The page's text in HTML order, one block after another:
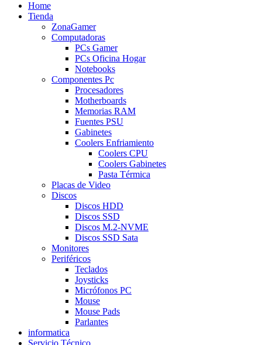
Home
Tienda
ZonaGamer
Computadoras
PCs Gamer
PCs Oficina Hogar
Notebooks
Componentes Pc
Procesadores
Motherboards
Memorias RAM
Fuentes PSU
Gabinetes
Coolers Enfriamiento
Coolers CPU
Coolers Gabinetes
Pasta Térmica
Placas de Video
Discos
Discos HDD
Discos SSD
Discos M.2-NVME
Discos SSD Sata
Monitores
Periféricos
Teclados
Joysticks
Micrófonos PC
Mouse
Mouse Pads
Parlantes
informatica